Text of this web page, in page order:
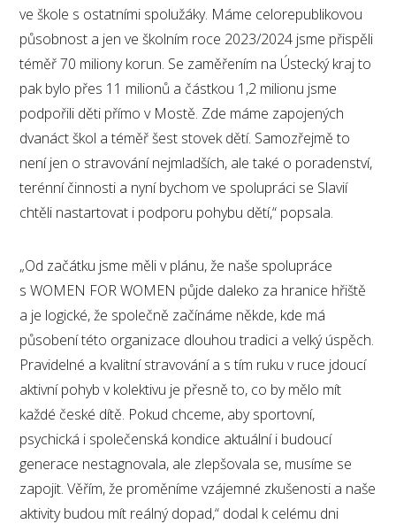
ve škole s ostatními spolužáky. Máme celorepublikovou
působnost a jen ve školním roce 2023/2024 jsme přispěli
téměř 70 miliony korun. Se zaměřením na Ústecký kraj to
pak bylo přes 11 milionů a částkou 1,2 milionu jsme
podpořili děti přímo v Mostě. Zde máme zapojených
dvanáct škol a téměř šest stovek dětí. Samozřejmě to
není jen o stravování nejmladších, ale také o poradenství,
terénní činnosti a nyní bychom ve spolupráci se Slavií
chtěli nastartovat i podporu pohybu dětí,“ popsala.
„Od začátku jsme měli v plánu, že naše spolupráce
s WOMEN FOR WOMEN půjde daleko za hranice hřiště
a je logické, že společně začínáme někde, kde má
působení této organizace dlouhou tradici a velký úspěch.
Pravidelné a kvalitní stravování a s tím ruku v ruce jdoucí
aktivní pohyb v kolektivu je přesně to, co by mělo mít
každé české dítě. Pokud chceme, aby sportovní,
psychická i společenská kondice aktuální i budoucí
generace nestagnovala, ale zlepšovala se, musíme se
zapojit. Věřím, že proměníme vzájemné zkušenosti a naše
aktivity budou mít reálný dopad,“ dodal k celému dni